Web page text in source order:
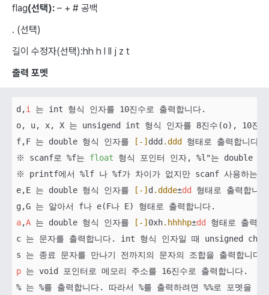
flag(선택): – + # 공백
. (선택)
길이 수정자(선택):hh h l ll j z t
출력 포멧
d,i
는 int 형식 인자를 10진수로 출력합니다.
o, u, x, X 는 unsigend int 형식 인자를 8진수(o), 10진수
f,F 는 double 형식 인자를
[-] ddd .ddd
형태로 출력합니다
※ scanf로 %f는 float 형식 포인터 인자, %l"는 double
※ printf에서 %lf 나 %f가 차이가 없지만 scanf 사용하는 것
e,E 는 double 형식 인자를
[-] d .ddde±dd
형태로 출력합니
a,A 는 double 형식 인자를 [-] 0xh.hhhhp±dd
형태로 출력합
c 는 문자를 출력합니다. int 형식 인자일 때 unsigned char
p 는 void 포인터로 메모리 주소를 16진수로 출력합니다.
% 는 %를 출력합니다. 따라서 %를 출력하려면 %%로 포멧을 지